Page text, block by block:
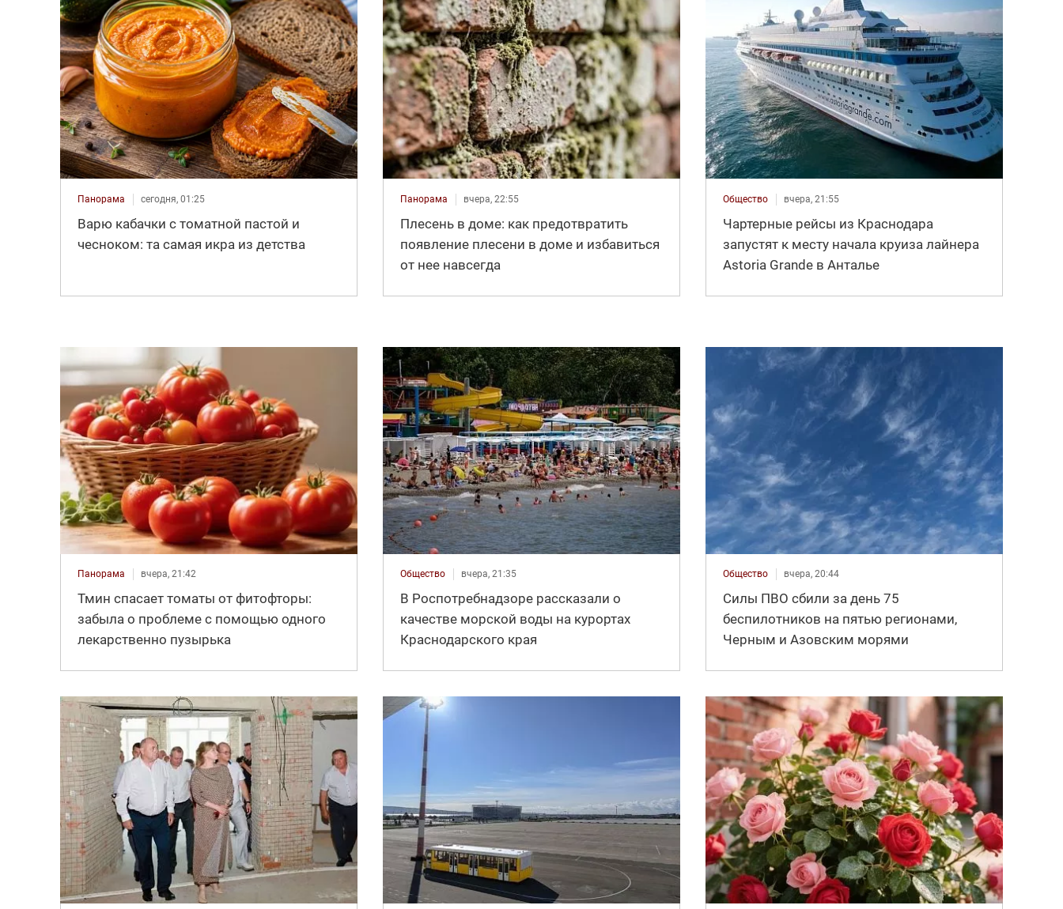
Панорама сегодня, 01:25
Варю кабачки с томатной пастой и
чесноком: та самая икра из детства
Панорама вчера, 22:55
Плесень в доме: как предотвратить
появление плесени в доме и избавиться
от нее навсегда
Общество вчера, 21:55
Чартерные рейсы из Краснодара
запустят к месту начала круиза лайнера
Astoria Grande в Анталье
Панорама вчера, 21:42
Тмин спасает томаты от фитофторы:
забыла о проблеме с помощью одного
лекарственно пузырька
Общество вчера, 21:35
В Роспотребнадзоре рассказали о
качестве морской воды на курортах
Краснодарского края
Общество вчера, 20:44
Силы ПВО сбили за день 75
беспилотников на пятью регионами,
Черным и Азовским морями